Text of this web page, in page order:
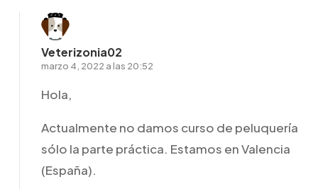
Veterizonia02
marzo 4, 2022 a las 20:52
Hola,
Actualmente no damos curso de peluquería
sólo la parte práctica. Estamos en Valencia
(España).